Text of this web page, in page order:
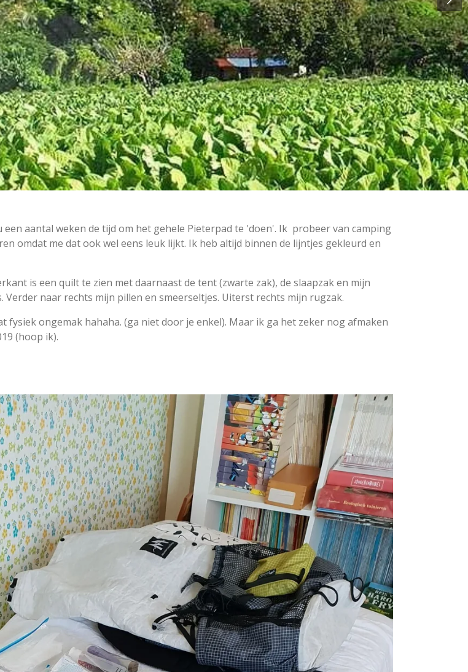
aantal weken de tijd om het gehele Pieterpad te 'doen'. Ik probeer van camping
omdat me dat ook wel eens leuk lijkt. Ik heb altijd binnen de lijntjes gekleurd en
is een quilt te zien met daarnaast de tent (zwarte zak), de slaapzak en mijn
naar rechts mijn pillen en smeerseltjes. Uiterst rechts mijn rugzak.
fysiek ongemak hahaha. (ga niet door je enkel). Maar ik ga het zeker nog afmaken
(hoop ik).